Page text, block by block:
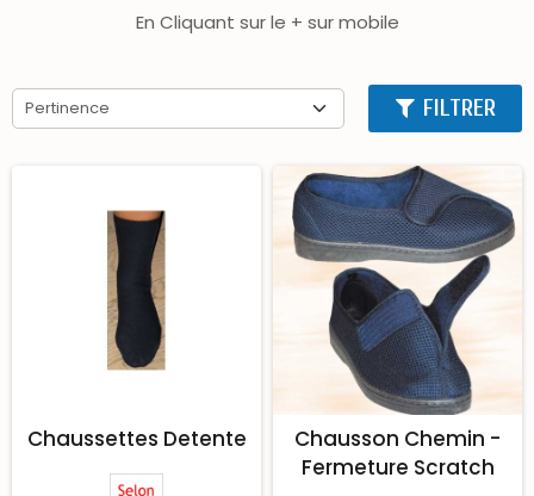
En Cliquant sur le + sur mobile
Pertinence FILTRER
Chaussettes Detente
Chausson Chemin -
Fermeture Scratch